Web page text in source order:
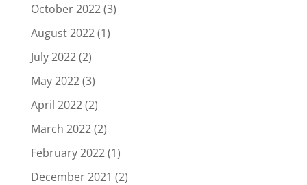
October 2022(3)
August 2022(1)
July 2022(2)
May 2022(3)
April 2022(2)
March 2022(2)
February 2022(1)
December 2021 (2)